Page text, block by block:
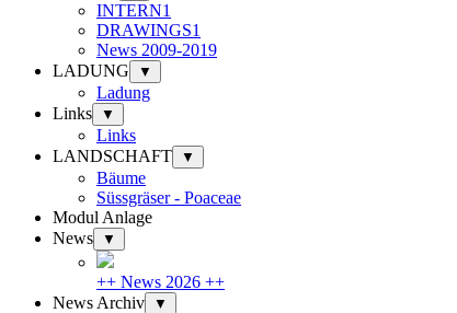
INTERN1
DRAWINGS1
News 2009-2019
LADUNG
▼
Ladung
Links
▼
Links
LANDSCHAFT
▼
Bäume
Süssgräser - Poaceae
Modul Anlage
News
▼
++ News 2026 ++
News Archiv
▼